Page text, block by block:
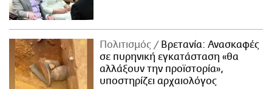
Πολιτισμός
Βρετανία: Ανασκαφές
σε πυρηνική εγκατάσταση «θα
αλλάξουν την προϊστορία»,
υποστηρίζει αρχαιολόγος